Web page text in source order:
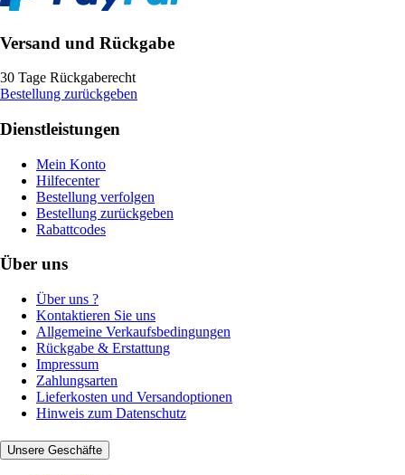
Versand und Rückgabe
30 Tage Rückgaberecht
Bestellung zurückgeben
Dienstleistungen
Mein Konto
Hilfecenter
Bestellung verfolgen
Bestellung zurückgeben
Rabattcodes
Über uns
Über uns ?
Kontaktieren Sie uns
Allgemeine Verkaufsbedingungen
Rückgabe & Erstattung
Impressum
Zahlungsarten
Lieferkosten und Versandoptionen
Hinweis zum Datenschutz
Unsere Geschäfte